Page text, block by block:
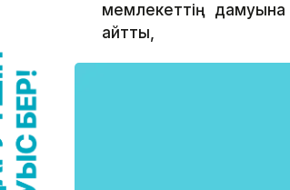
мемлекеттің
айтты,